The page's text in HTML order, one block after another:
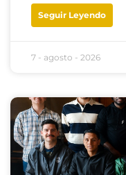
Seguir Leyendo
7 - agosto - 2026